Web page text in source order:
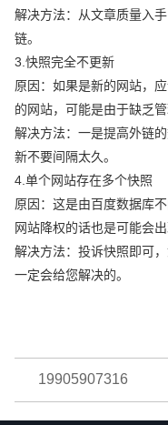
解决方法：从文章质量入
链。
3.快照完全不更新
原因：如果是新的网站，
的网站，可能是由于缺乏管
解决方法：一是提高外链
新不要间隔太久。
4.单个网站存在多个快照
原因：这是由百度数据库
网站降权的话也是可能会出
解决方法：投诉快照即可
一定会给您解决的。
19905907316